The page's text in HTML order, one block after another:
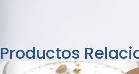
Productos